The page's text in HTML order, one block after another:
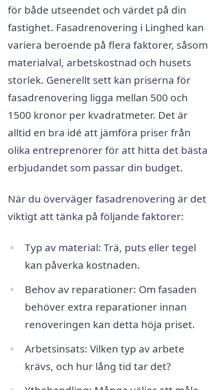
för både utseendet och värdet på din
fastighet. Fasadrenovering i Linghed kan
variera beroende på flera faktorer, såsom
materialval, arbetskostnad och husets
storlek. Generellt sett kan priserna för
fasadrenovering ligga mellan 500 och
1500 kronor per kvadratmeter. Det är
alltid en bra idé att jämföra priser från
olika entreprenörer för att hitta det bästa
erbjudandet som passar din budget.
När du överväger fasadrenovering är det
viktigt att tänka på följande faktorer:
Typ av material: Trä, puts eller tegel
kan påverka kostnaden.
Behov av reparationer: Om fasaden
behöver extra reparationer innan
renoveringen kan detta höja priset.
Arbetsinsats: Vilken typ av arbete
krävs, och hur lång tid tar det?